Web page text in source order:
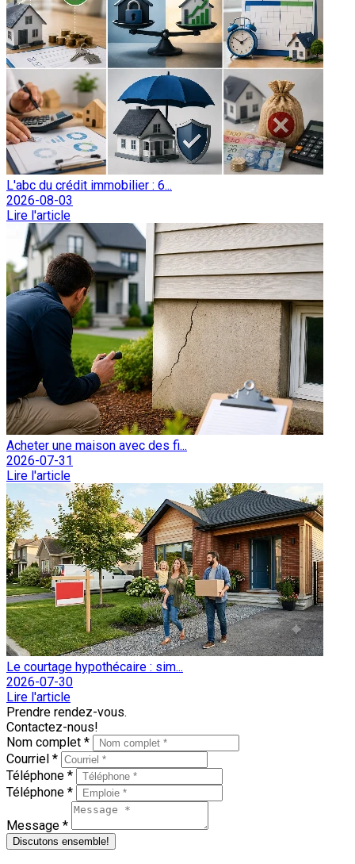
L'abc du crédit immobilier : 6...
2026-08-03
Lire l'article
Acheter une maison avec des fi...
2026-07-31
Lire l'article
Le courtage hypothécaire : sim...
2026-07-30
Lire l'article
Prendre rendez-vous.
Contactez-nous!
Nom complet *
Courriel *
Téléphone *
Téléphone *
Message *
Discutons ensemble!